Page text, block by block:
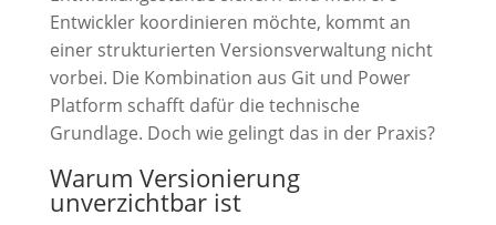
Entwickler koordinieren möchte, kommt an
einer strukturierten Versionsverwaltung nicht
vorbei. Die Kombination aus Git und Power
Platform schafft dafür die technische
Grundlage. Doch wie gelingt das in der Praxis?
Warum Versionierung
unverzichtbar ist